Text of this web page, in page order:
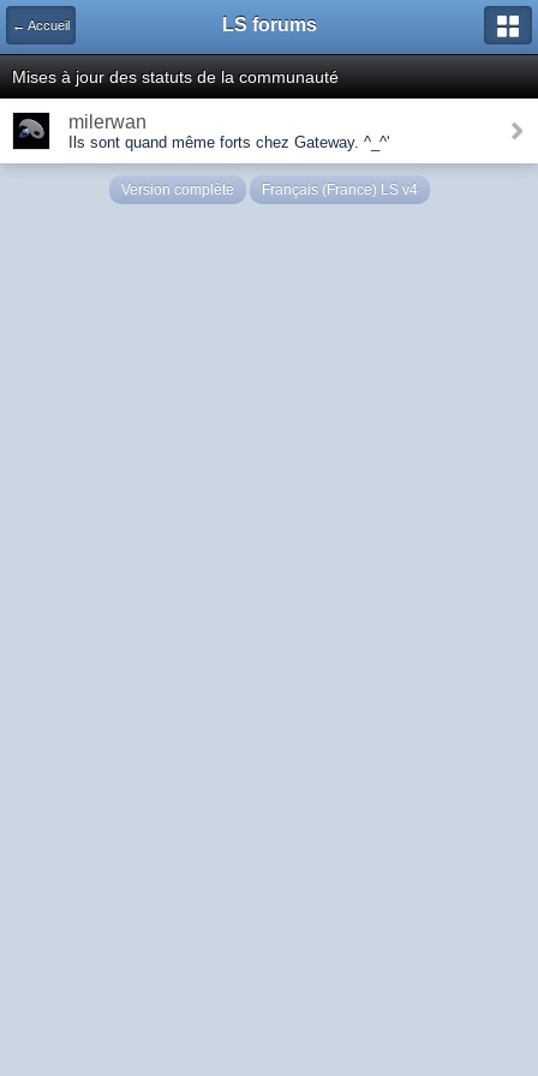
← Accueil LS forums
Mises à jour des statuts de la communauté
milerwan
Ils sont quand même forts chez Gateway. ^_^'
Version complète Français (France) LS v4